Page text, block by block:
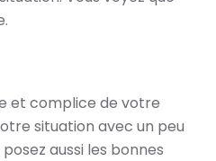
et complice de votre
situation avec un peu
aussi les bonnes